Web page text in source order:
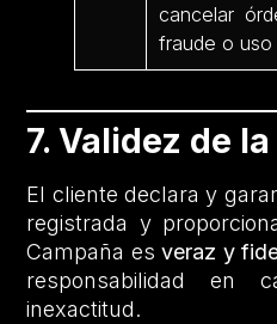
cancelar
fraude o
7. Validez de
El cliente declara y
registrada y
Campaña esveraz y
responsabilidad en
inexactitud.